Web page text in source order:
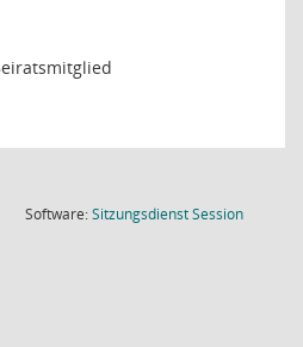
Software:SitzungsdienstSession(Wird in